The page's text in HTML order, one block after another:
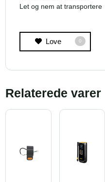
Let og nem at transportere
Love 0
Relaterede varer